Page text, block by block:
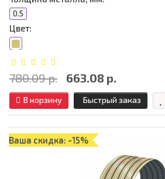
0.5
Цвет:
780.09 р. 663.08 р.
В корзину Быстрый заказ
Ваша скидка: -15%